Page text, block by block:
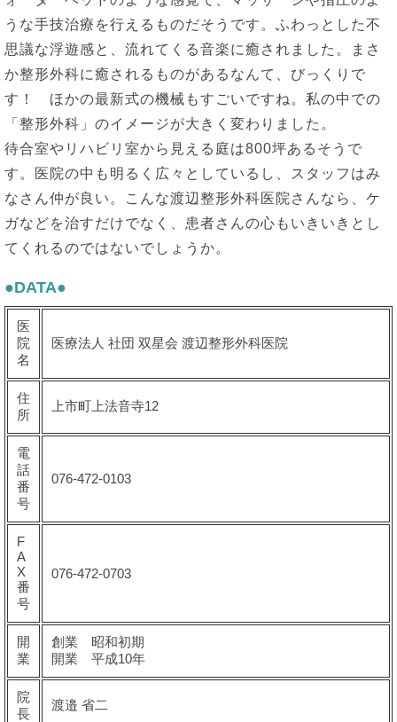
うな手技治療を行えるものだそうです。ふわっとした不
思議な浮遊感と、流れてくる音楽に癒されました。まさ
か整形外科に癒されるものがあるなんて、びっくりで
す！ ほかの最新式の機械もすごいですね。私の中での
「整形外科」のイメージが大きく変わりました。
待合室やリハビリ室から見える庭は800坪あるそうで
す。医院の中も明るく広々としているし、スタッフはみ
なさん仲が良い。こんな渡辺整形外科医院さんなら、ケ
ガなどを治すだけでなく、患者さんの心もいきいきとし
てくれるのではないでしょうか。
●DATA●
医
院
名
医療法人 社団 双星会 渡辺整形外科医院
住
所
上市町上法音寺12
電
話
番
号
076-472-0103
F
A
X
番
号
076-472-0703
開
業
創業 昭和初期
開業 平成10年
院
長
渡邉 省二